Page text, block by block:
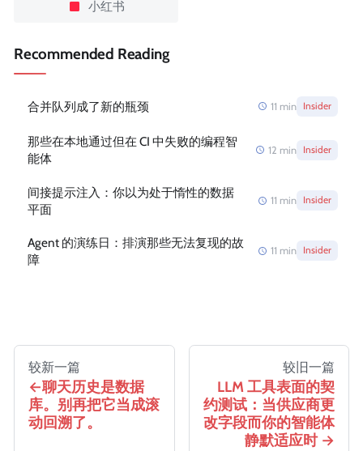
小红书
Recommended Reading
合并队列成了新的瓶颈 11 min Insider
那些在本地通过但在 CI 中失败的编程智
能体
12 min Insider
间接提示注入：你以为处于惰性的数据
平面
11 min Insider
Agent 的演练日：排演那些无法复现的故
障
11 min Insider
较新一篇
聊天历史是数据
库。别再把它当成滚
动回溯了。
较旧一篇
LLM 工具表面的契
约测试：当供应商更
改字段而你的智能体
静默适应时